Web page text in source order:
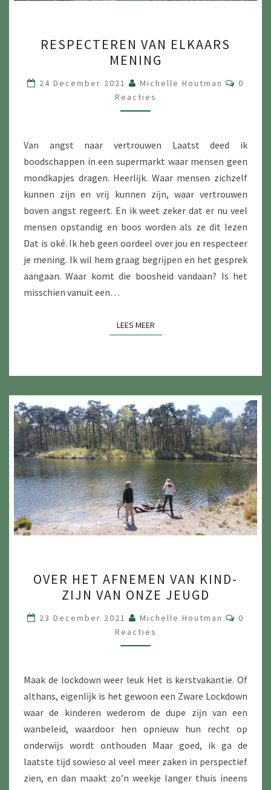
VAN
ELKAARS
MENING
RESPECTEREN VAN ELKAARS
MENING
24 December 2021 Michelle Houtman
0
Reacties
Van angst naar vertrouwen Laatst deed ik
boodschappen in een supermarkt waar mensen geen
mondkapjes dragen. Heerlĳk. Waar mensen zichzelf
kunnen zijn en vrij kunnen zĳn, waar vertrouwen
boven angst regeert. En ik weet zeker dat er nu veel
mensen opstandig en boos worden als ze dit lezen
Dat is oké. Ik heb geen oordeel over jou en respecteer
je mening. Ik wil hem graag begrĳpen en het gesprek
aangaan. Waar komt die boosheid vandaan? Is het
misschien vanuit een…
LEES MEERLEES MEER
HET
AFNEMEN
VAN
KIND-
ZIJN
ONZE
JEUGD
OVER HET AFNEMEN VAN KIND-
ZIJN VAN ONZE JEUGD
23 December 2021 Michelle Houtman
0
Reacties
Maak de lockdown weer leuk Het is kerstvakantie. Of
althans, eigenlĳk is het gewoon een Zware Lockdown
waar de kinderen wederom de dupe zĳn van een
wanbeleid, waardoor hen opnieuw hun recht op
onderwĳs wordt onthouden Maar goed, ik ga de
laatste tĳd sowieso al veel meer zaken in perspectief
zien, en dan maakt zo’n weekje langer thuis ineens